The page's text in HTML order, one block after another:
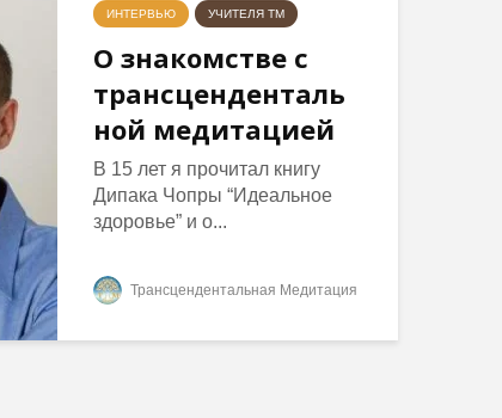
ИНТЕРВЬЮ УЧИТЕЛЯ ТМ
О знакомстве с
трансценденталь
ной медитацией
В 15 лет я прочитал книгу
Дипака Чопры “Идеальное
здоровье” и о...
Трансцендентальная Медитация